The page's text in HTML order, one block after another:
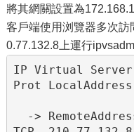
將其網關設置為
客戶端使用浏覽器多次訪
0.77.132.8上運行
IP Virtual
Prot
->